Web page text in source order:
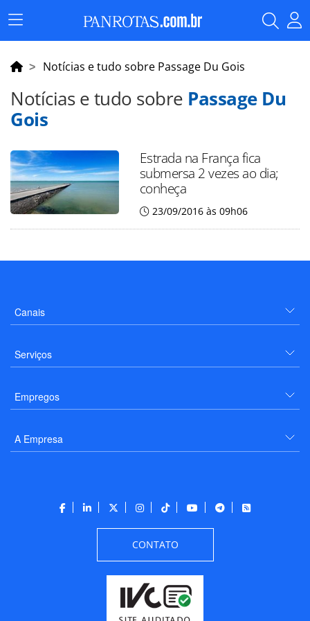
Menu
Principal
Notícias e tudo sobre Passage Du Gois
Notícias e tudo sobre Passage Du
Gois
Estrada na França fica
submersa 2 vezes ao dia;
conheça
23/09/2016 às 09h06
Canais
Serviços
Empregos
A Empresa
CONTATO